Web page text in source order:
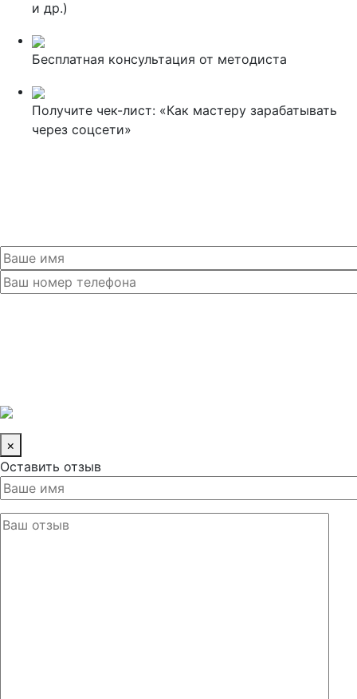
и др.)
Бесплатная консультация от методиста
Получите чек-лист: «Как мастеру зарабатывать
через соцсети»
×
Оставить отзыв